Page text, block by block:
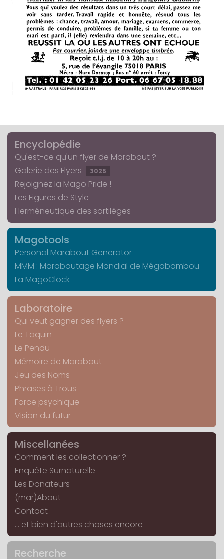
Encyclopédie
Qu'est-ce qu'un flyer de Marabout ?
Galerie des Flyers
3025
Rejoignez la Mago Pride !
Les Figures de Style
Herméneutique des sortilèges
Magotools
Personal Marabout Generator
MMM : Maraboutage Mondial de Mégabambou
La MagoClock
Laboratoire
Qui veut gagner des flyers ?
Le Taquin
Le Pendu
Mémoire de Marabout
Jeu des Noms
Phrases à Trous
Force psychique
Vision du futur
Miscellanées
Comment les collectionner ?
Enquête Surnaturelle
Les Donateurs
(mar)About
Contact
... et bien d'autres choses encore
Recherche